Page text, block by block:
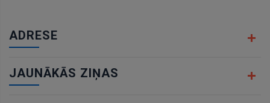
ADRESE
JAUNĀKĀS ZIŅAS